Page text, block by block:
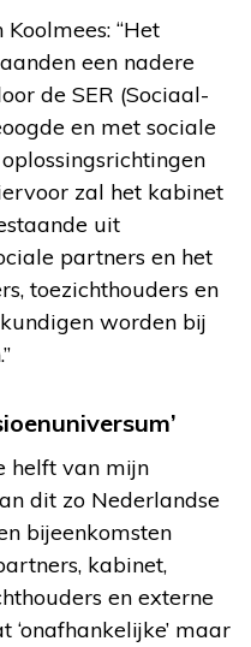
“Het
een nadere
de SER (Sociaal-
en met sociale
zal het kabinet
uit
partners en het
toezichthouders en
worden bij
helft van mijn
dit zo Nederlandse
bijeenkomsten
kabinet,
en externe
‘onafhankelijke’ maar